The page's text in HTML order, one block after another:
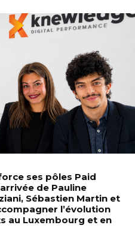
ses pôles Paid
de Pauline
Sébastien Martin et
l’évolution
au Luxembourg et en